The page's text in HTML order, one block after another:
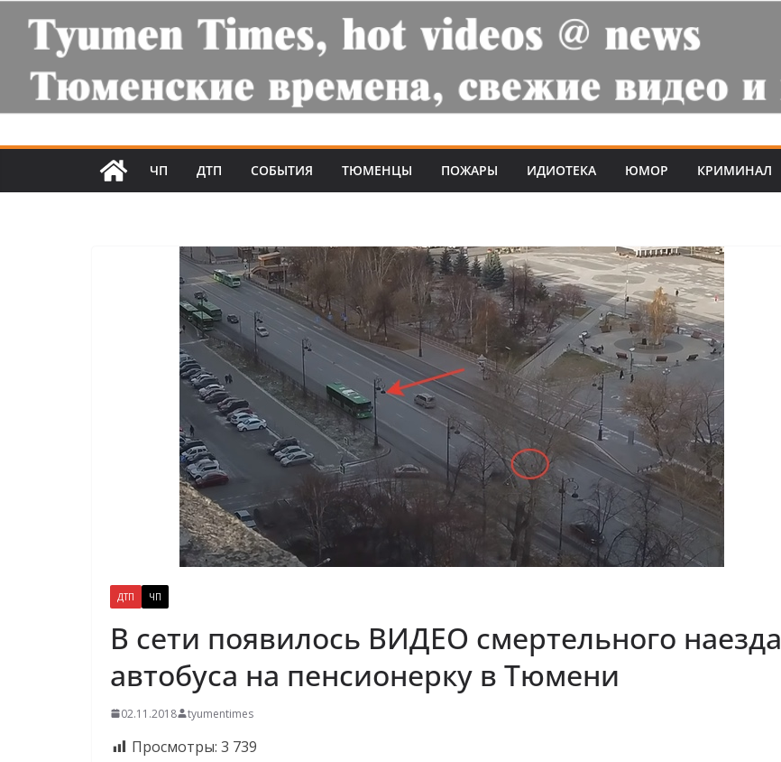
ЧП ДТП СОБЫТИЯ ТЮМЕНЦЫ ПОЖАРЫ ИДИОТЕКА ЮМОР КРИМИНАЛ
ДТП ЧП
В сети появилось ВИДЕО смертельного наезда
автобуса на пенсионерку в Тюмени
02.11.2018 tyumentimes
Просмотры: 3 739